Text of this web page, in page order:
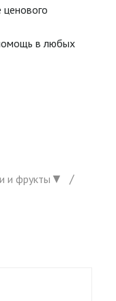
в любых
и фрукты ▼